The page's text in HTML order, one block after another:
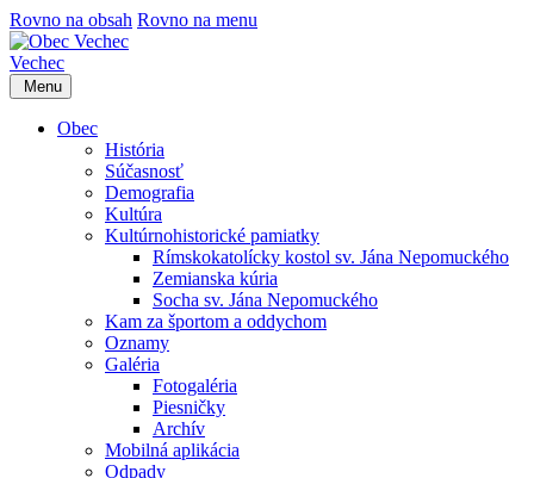
Rovno na obsah Rovno na menu
Vechec
Menu
Obec
História
Súčasnosť
Demografia
Kultúra
Kultúrnohistorické pamiatky
Rímskokatolícky kostol sv. Jána Nepomuckého
Zemianska kúria
Socha sv. Jána Nepomuckého
Kam za športom a oddychom
Oznamy
Galéria
Fotogaléria
Piesničky
Archív
Mobilná aplikácia
Odpady